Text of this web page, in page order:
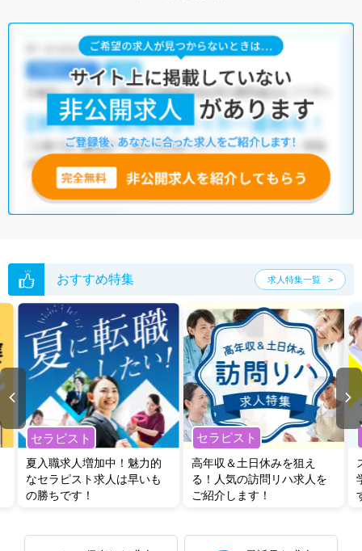
おすすめ特集 求人特集一覧
セラピスト
夏入職求人増加中！魅力的
なセラピスト求人は早いも
の勝ちです！
セラピスト
高年収＆土日休みを狙え
る！人気の訪問リハ求人を
ご紹介します！